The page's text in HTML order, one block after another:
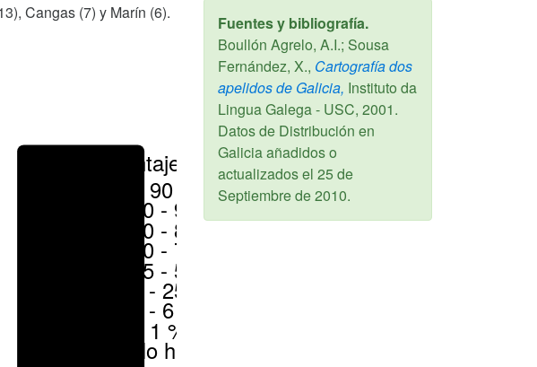
Cangas (7) y Marín (6).
Porcentajes
> 90 %
80 - 90 %
70 - 80 %
50 - 70 %
25 - 50 %
6 - 25 %
1 - 6 %
< 1 %
No hay
Fuentes y bibliografía.
Boullón Agrelo, A.I.; Sousa
Fernández, X., Cartografía dos
apelidos de Galicia, Instituto da
Lingua Galega - USC, 2001.
Datos de Distribución en
Galicia añadidos o
actualizados el 25 de
Septiembre de 2010.